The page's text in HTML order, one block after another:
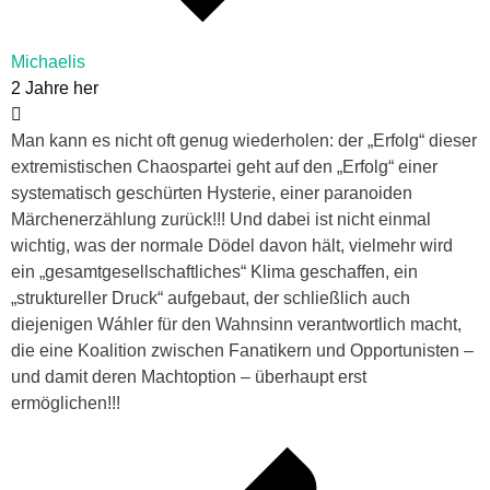
Michaelis
2 Jahre her
Man kann es nicht oft genug wiederholen: der „Erfolg“ dieser
extremistischen Chaospartei geht auf den „Erfolg“ einer
systematisch geschürten Hysterie, einer paranoiden
Märchenerzählung zurück!!! Und dabei ist nicht einmal
wichtig, was der normale Dödel davon hält, vielmehr wird
ein „gesamtgesellschaftliches“ Klima geschaffen, ein
„struktureller Druck“ aufgebaut, der schließlich auch
diejenigen Wáhler für den Wahnsinn verantwortlich macht,
die eine Koalition zwischen Fanatikern und Opportunisten –
und damit deren Machtoption – überhaupt erst
ermöglichen!!!